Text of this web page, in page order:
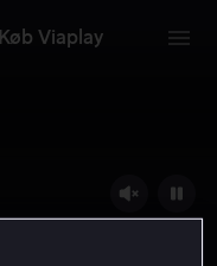
Køb Viaplay